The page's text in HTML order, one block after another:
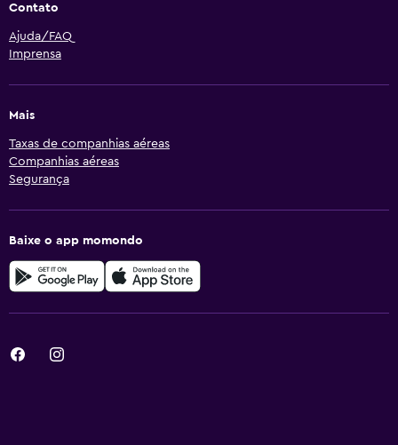
Contato
Ajuda/FAQ
Imprensa
Mais
Taxas de companhias aéreas
Companhias aéreas
Segurança
Baixe o app momondo